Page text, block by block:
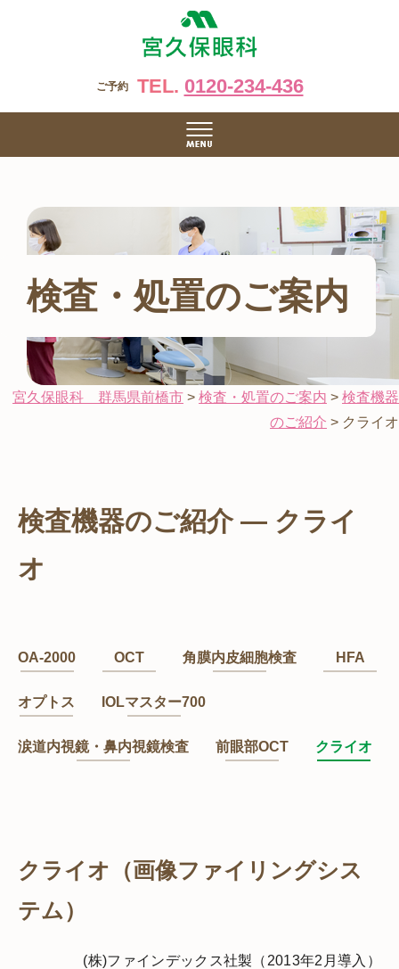
ご予約 TEL. 0120-234-436
検査・処置のご案内
宮久保眼科 群馬県前橋市 > 検査・処置のご案内 > 検査機器
のご紹介 > クライオ
検査機器のご紹介 ― クライ
オ
OA-2000 OCT 角膜内皮細胞検査 HFA
オプトス IOLマスター700
涙道内視鏡・鼻内視鏡検査 前眼部OCT クライオ
クライオ（画像ファイリングシス
テム）
(株)ファインデックス社製（2013年2月導入）